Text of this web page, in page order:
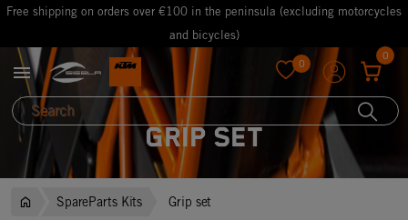
Free shipping on orders over €100 in the peninsula (excluding motorcycles
and bicycles)
 0
0
Grip set
SpareParts Kits Grip set